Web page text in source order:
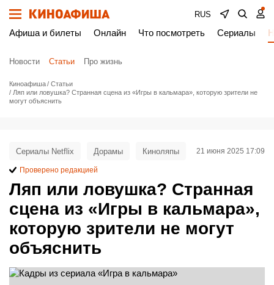
RUS
Афиша и билеты Онлайн Что посмотреть Сериалы
Новости Статьи Про жизнь
Киноафиша
Статьи
Ляп или ловушка? Странная сцена из «Игры в кальмара», которую зрители не
могут объяснить
Ляп или ловушка? Странная
сцена из «Игры в кальмара»,
которую зрители не могут
объяснить
Сериалы Netflix Дорамы Киноляпы 21 июня 2025 17:09
Проверено редакцией